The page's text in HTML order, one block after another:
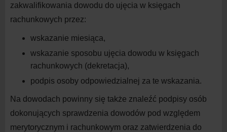
zakwalifikowania dowodu do ujęcia w księgach
rachunkowych przez:
wskazanie miesiąca,
wskazanie sposobu ujęcia dowodu w księgach
rachunkowych (dekretacja),
podpis osoby odpowiedzialnej za te wskazania.
Na dowodach powinny się także znaleźć podpisy osób
dokonujących sprawdzenia dowodów pod względem
merytorycznym i rachunkowym oraz zatwierdzenia do